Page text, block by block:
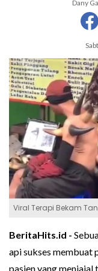
Dany
Viral Terapi Bekam
BeritaHits.id -
api sukses membuat
pasien yang